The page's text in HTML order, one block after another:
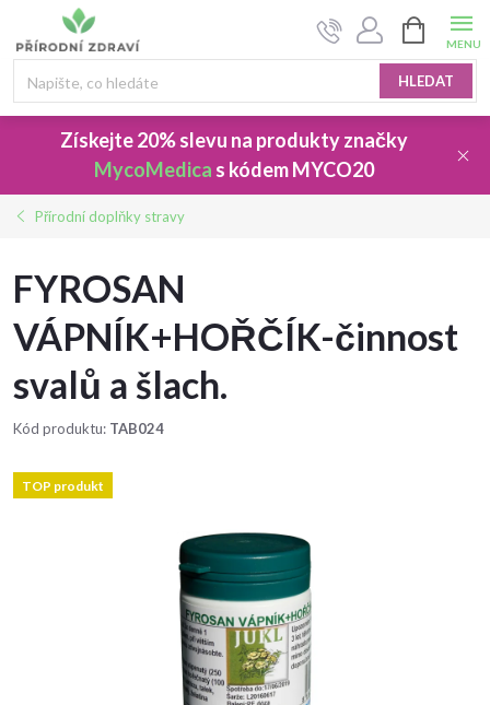
obsah
HLEDAT
KOŠÍK
Získejte 20% slevu na produkty značky
MycoMedica s kódemMYCO20
Přírodní doplňky stravy
FYROSAN
VÁPNÍK+HOŘČÍK-činnost
svalů a šlach.
Kód produktu: TAB024
TOP produkt